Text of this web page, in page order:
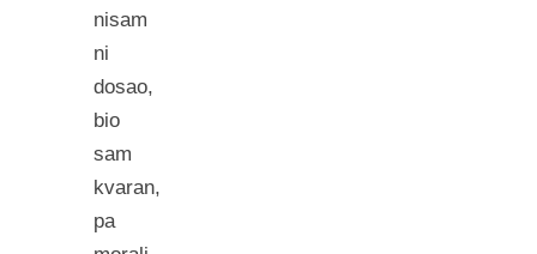
nisam
ni
dosao,
bio
sam
kvaran,
pa